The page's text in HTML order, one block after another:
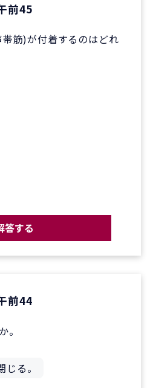
前45
筋)が付着するのはどれ
答する
前44
。
る。